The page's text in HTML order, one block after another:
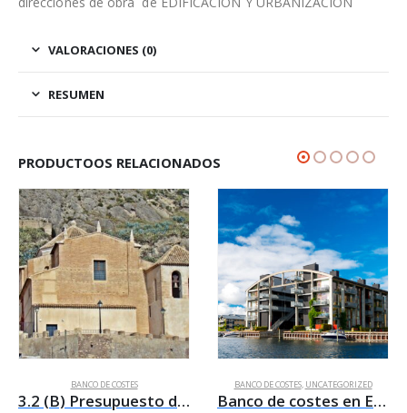
VALORACIONES (0)
RESUMEN
PRODUCTOOS RELACIONADOS
BANCO DE COSTES
3.2 (B) Presupuesto de RESTAURACION DE LA ERMITA DEL CARMEN DE MULA
BANCO DE COSTES, UNCATEGORIZED
Banco de costes en España continental e insular ECCUM.10 (2023 + 1ºsemestre 2024) y ADENDA a ECCUM.10 con 10 hojas de calculo ejemplos de aplicación practica